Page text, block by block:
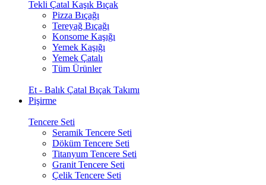
Tekli Çatal Kaşık Bıçak
Pizza Bıçağı
Tereyağ Bıçağı
Konsome Kaşığı
Yemek Kaşığı
Yemek Çatalı
Tüm Ürünler
Et - Balık Çatal Bıçak Takımı
Pişirme
Tencere Seti
Seramik Tencere Seti
Döküm Tencere Seti
Titanyum Tencere Seti
Granit Tencere Seti
Çelik Tencere Seti